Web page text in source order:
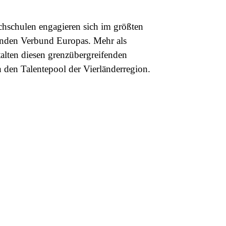
engagieren sich im größten
Verbund Europas. Mehr als
diesen grenzübergreifenden
Talentepool der Vierländerregion.